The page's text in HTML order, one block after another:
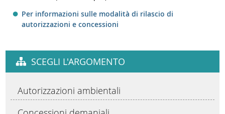
Per informazioni sulle modalità di rilascio di
autorizzazioni e concessioni
SCEGLI L'ARGOMENTO
Autorizzazioni ambientali